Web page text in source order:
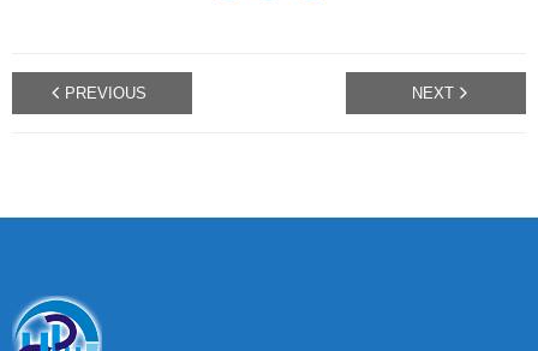
PREVIOUS NEXT